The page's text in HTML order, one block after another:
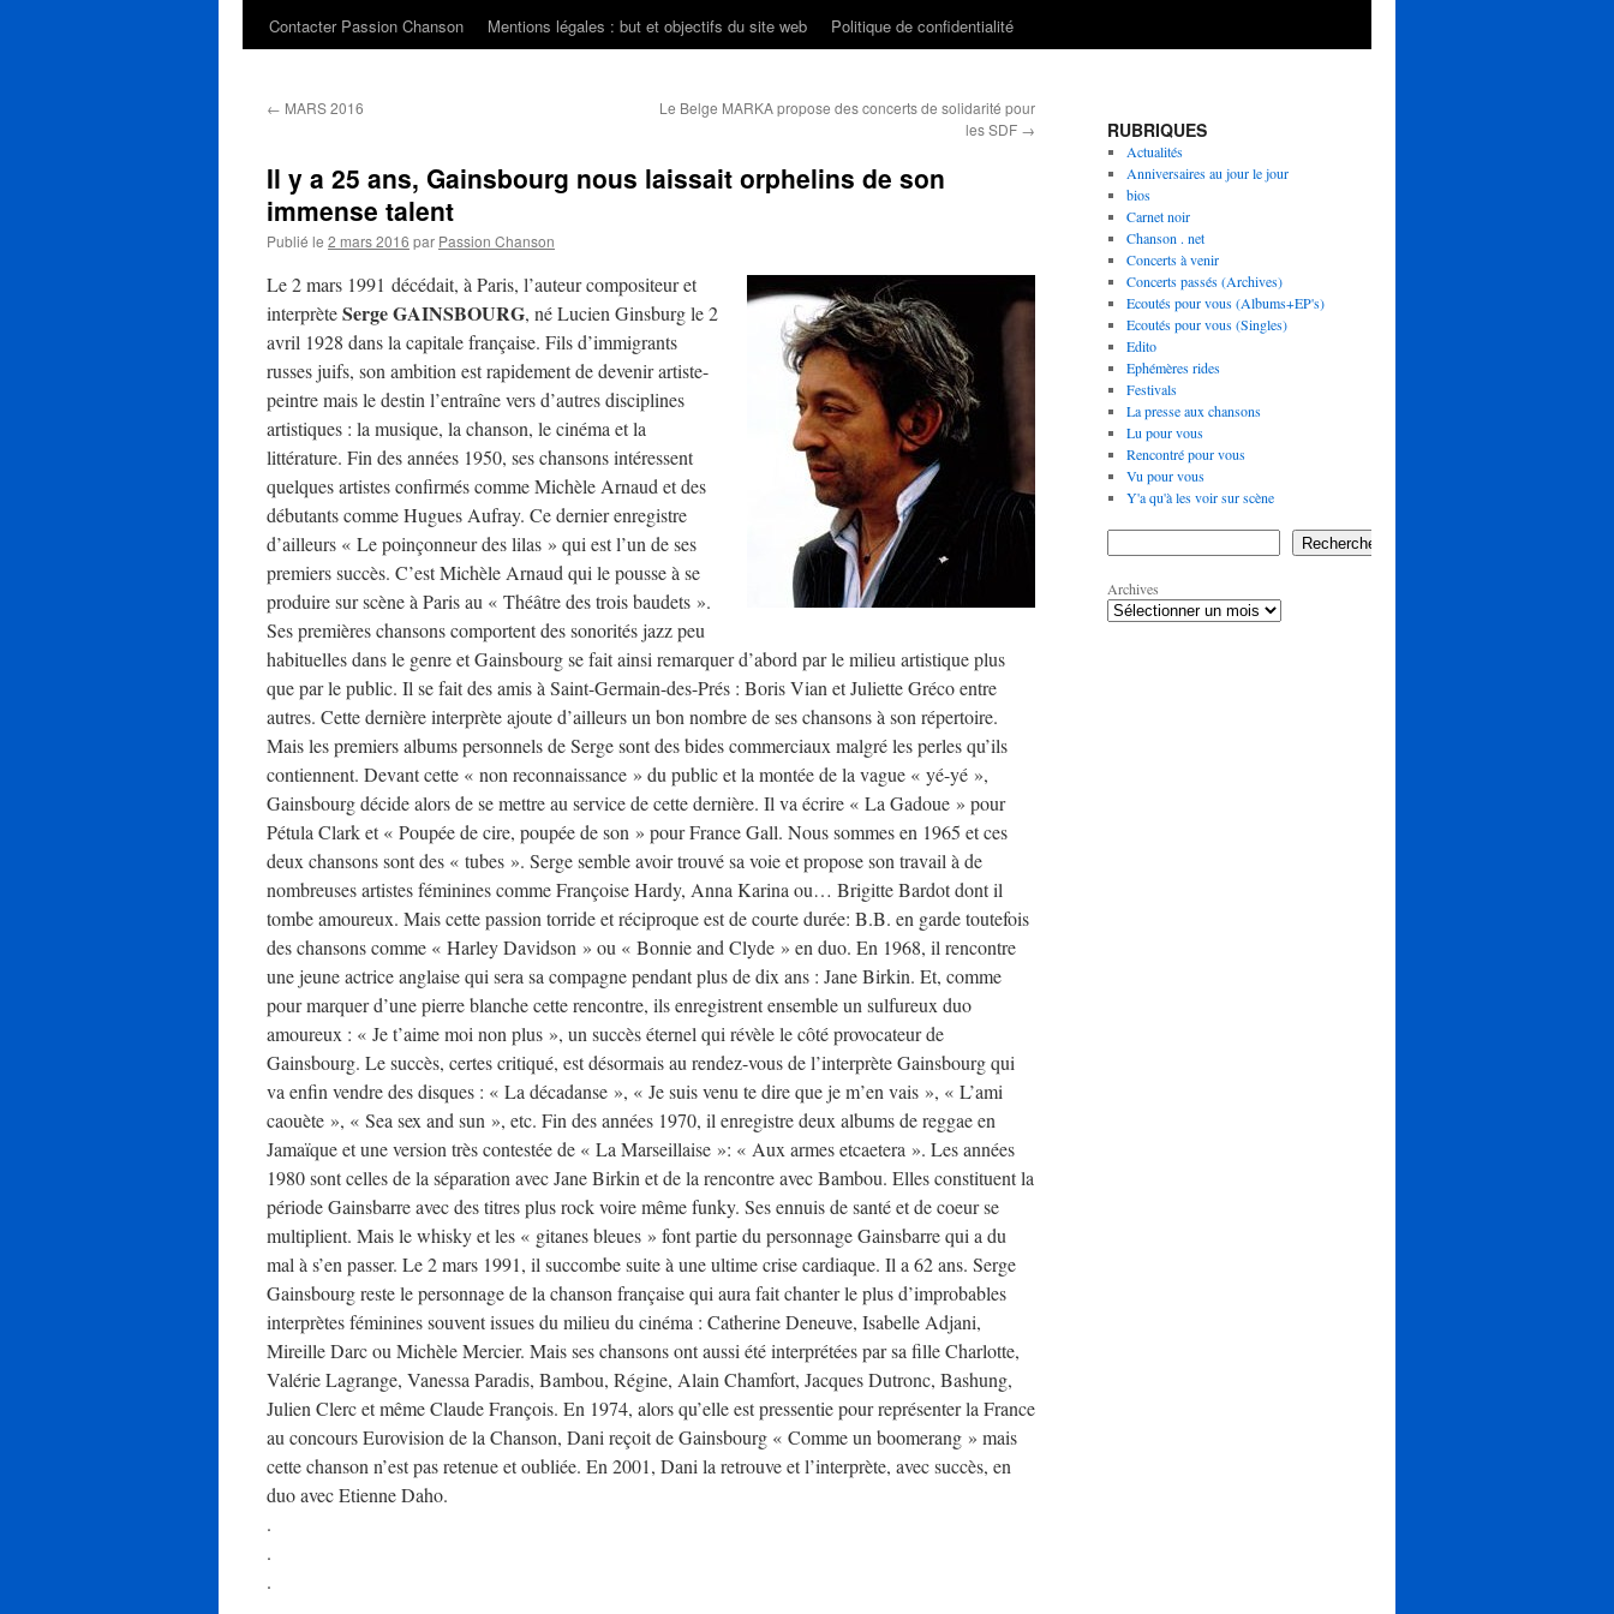
Contacter Passion Chanson
Mentions légales : but et objectifs du site web Politique de confidentialité
← MARS 2016
Le Belge MARKA propose des concerts de solidarité pour
les SDF →
Il y a 25 ans, Gainsbourg nous laissait orphelins de son
immense talent
Publié le 2 mars 2016 par Passion Chanson
Le 2 mars 1991 décédait, à Paris, l’auteur compositeur et
interprèteSerge GAINSBOURG, né Lucien Ginsburg le 2
avril 1928 dans la capitale française. Fils d’immigrants
russes juifs, son ambition est rapidement de devenir artiste-
peintre mais le destin l’entraîne vers d’autres disciplines
artistiques : la musique, la chanson, le cinéma et la
littérature. Fin des années 1950, ses chansons intéressent
quelques artistes confirmés comme Michèle Arnaud et des
débutants comme Hugues Aufray. Ce dernier enregistre
d’ailleurs « Le poinçonneur des lilas » qui est l’un de ses
premiers succès. C’est Michèle Arnaud qui le pousse à se
produire sur scène à Paris au « Théâtre des trois baudets ».
Ses premières chansons comportent des sonorités jazz peu
habituelles dans le genre et Gainsbourg se fait ainsi remarquer d’abord par le milieu artistique plus
que par le public. Il se fait des amis à Saint-Germain-des-Prés : Boris Vian et Juliette Gréco entre
autres. Cette dernière interprète ajoute d’ailleurs un bon nombre de ses chansons à son répertoire.
Mais les premiers albums personnels de Serge sont des bides commerciaux malgré les perles qu’ils
contiennent. Devant cette « non reconnaissance » du public et la montée de la vague « yé-yé »,
Gainsbourg décide alors de se mettre au service de cette dernière. Il va écrire « La Gadoue » pour
Pétula Clark et « Poupée de cire, poupée de son » pour France Gall. Nous sommes en 1965 et ces
deux chansons sont des « tubes ». Serge semble avoir trouvé sa voie et propose son travail à de
nombreuses artistes féminines comme Françoise Hardy, Anna Karina ou… Brigitte Bardot dont il
tombe amoureux. Mais cette passion torride et réciproque est de courte durée: B.B. en garde toutefois
des chansons comme « Harley Davidson » ou « Bonnie and Clyde » en duo. En 1968, il rencontre
une jeune actrice anglaise qui sera sa compagne pendant plus de dix ans : Jane Birkin. Et, comme
pour marquer d’une pierre blanche cette rencontre, ils enregistrent ensemble un sulfureux duo
amoureux : « Je t’aime moi non plus », un succès éternel qui révèle le côté provocateur de
Gainsbourg. Le succès, certes critiqué, est désormais au rendez-vous de l’interprète Gainsbourg qui
va enfin vendre des disques : « La décadanse », « Je suis venu te dire que je m’en vais », « L’ami
caouète », « Sea sex and sun », etc. Fin des années 1970, il enregistre deux albums de reggae en
Jamaïque et une version très contestée de « La Marseillaise »: « Aux armes etcaetera ». Les années
1980 sont celles de la séparation avec Jane Birkin et de la rencontre avec Bambou. Elles constituent la
période Gainsbarre avec des titres plus rock voire même funky. Ses ennuis de santé et de coeur se
multiplient. Mais le whisky et les « gitanes bleues » font partie du personnage Gainsbarre qui a du
mal à s’en passer. Le 2 mars 1991, il succombe suite à une ultime crise cardiaque. Il a 62 ans. Serge
Gainsbourg reste le personnage de la chanson française qui aura fait chanter le plus d’improbables
interprètes féminines souvent issues du milieu du cinéma : Catherine Deneuve, Isabelle Adjani,
Mireille Darc ou Michèle Mercier. Mais ses chansons ont aussi été interprétées par sa fille Charlotte,
Valérie Lagrange, Vanessa Paradis, Bambou, Régine, Alain Chamfort, Jacques Dutronc, Bashung,
Julien Clerc et même Claude François. En 1974, alors qu’elle est pressentie pour représenter la France
au concours Eurovision de la Chanson, Dani reçoit de Gainsbourg « Comme un boomerang » mais
cette chanson n’est pas retenue et oubliée. En 2001, Dani la retrouve et l’interprète, avec succès, en
duo avec Etienne Daho.
.
.
.
RUBRIQUES
Actualités
Anniversaires au jour le jour
bios
Carnet noir
Chanson . net
Concerts à venir
Concerts passés (Archives)
Ecoutés pour vous (Albums+EP's)
Ecoutés pour vous (Singles)
Edito
Ephémères rides
Festivals
La presse aux chansons
Lu pour vous
Rencontré pour vous
Vu pour vous
Y'a qu'à les voir sur scène
Rechercher
Archives